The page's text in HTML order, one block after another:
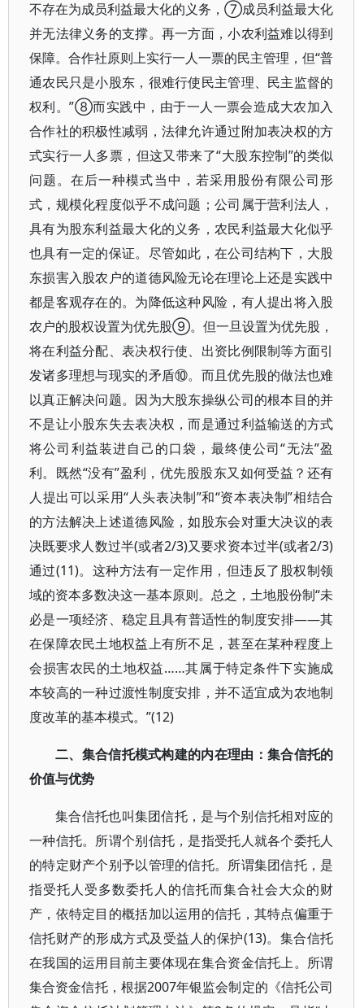
不存在为成员利益最大化的义务，⑦成员利益最大化
并无法律义务的支撑。再一方面，小农利益难以得到
保障。合作社原则上实行一人一票的民主管理，但“普
通农民只是小股东，很难行使民主管理、民主监督的
权利。”⑧而实践中，由于一人一票会造成大农加入
合作社的积极性减弱，法律允许通过附加表决权的方
式实行一人多票，但这又带来了“大股东控制”的类似
问题。在后一种模式当中，若采用股份有限公司形
式，规模化程度似乎不成问题；公司属于营利法人，
具有为股东利益最大化的义务，农民利益最大化似乎
也具有一定的保证。尽管如此，在公司结构下，大股
东损害入股农户的道德风险无论在理论上还是实践中
都是客观存在的。为降低这种风险，有人提出将入股
农户的股权设置为优先股⑨。但一旦设置为优先股，
将在利益分配、表决权行使、出资比例限制等方面引
发诸多理想与现实的矛盾⑩。而且优先股的做法也难
以真正解决问题。因为大股东操纵公司的根本目的并
不是让小股东失去表决权，而是通过利益输送的方式
将公司利益装进自己的口袋，最终使公司“无法”盈
利。既然“没有”盈利，优先股股东又如何受益？还有
人提出可以采用“人头表决制”和“资本表决制”相结合
的方法解决上述道德风险，如股东会对重大决议的表
决既要求人数过半(或者2/3)又要求资本过半(或者2/3)
通过(11)。这种方法有一定作用，但违反了股权制领
域的资本多数决这一基本原则。总之，土地股份制“未
必是一项经济、稳定且具有普适性的制度安排——其
在保障农民土地权益上有所不足，甚至在某种程度上
会损害农民的土地权益……其属于特定条件下实施成
本较高的一种过渡性制度安排，并不适宜成为农地制
度改革的基本模式。”(12)
二、集合信托模式构建的内在理由：集合信托的
价值与优势
集合信托也叫集团信托，是与个别信托相对应的
一种信托。所谓个别信托，是指受托人就各个委托人
的特定财产个别予以管理的信托。所谓集团信托，是
指受托人受多数委托人的信托而集合社会大众的财
产，依特定目的概括加以运用的信托，其特点偏重于
信托财产的形成方式及受益人的保护(13)。集合信托
在我国的运用目前主要体现在集合资金信托上。所谓
集合资金信托，根据2007年银监会制定的《信托公司